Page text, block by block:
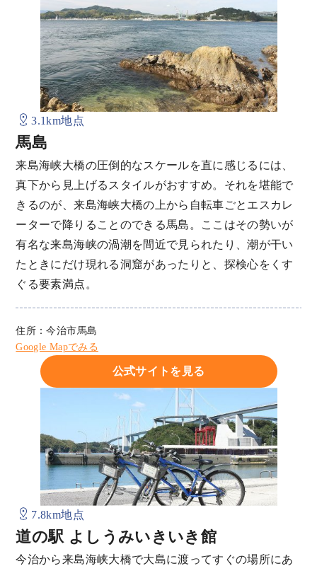
3.1km地点
馬島
来島海峡大橋の圧倒的なスケールを直に感じるには、
真下から見上げるスタイルがおすすめ。それを堪能で
きるのが、来島海峡大橋の上から自転車ごとエスカレ
ーターで降りることのできる馬島。ここはその勢いが
有名な来島海峡の渦潮を間近で見られたり、潮が干い
たときにだけ現れる洞窟があったりと、探検心をくす
ぐる要素満点。
住所：今治市馬島
Google Mapでみる
公式サイトを見る
7.8km地点
道の駅 よしうみいきいき館
今治から来島海峡大橋で大島に渡ってすぐの場所にあ